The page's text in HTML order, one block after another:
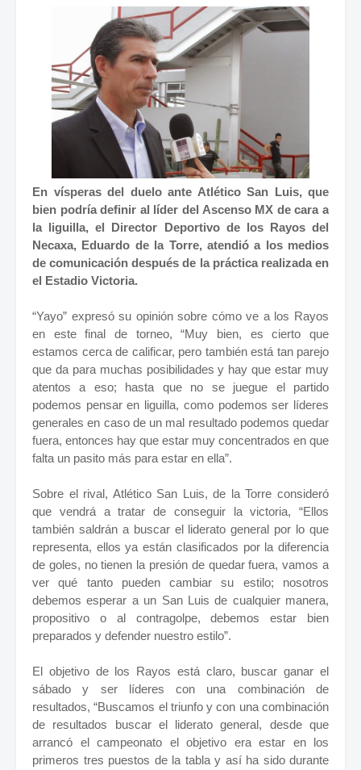
En vísperas del duelo ante Atlético San Luis, que
bien podría definir al líder del Ascenso MX de cara a
la liguilla, el Director Deportivo de los Rayos del
Necaxa, Eduardo de la Torre, atendió a los medios
de comunicación después de la práctica realizada en
el Estadio Victoria.
“Yayo” expresó su opinión sobre cómo ve a los Rayos
en este final de torneo, “Muy bien, es cierto que
estamos cerca de calificar, pero también está tan parejo
que da para muchas posibilidades y hay que estar muy
atentos a eso; hasta que no se juegue el partido
podemos pensar en liguilla, como podemos ser líderes
generales en caso de un mal resultado podemos quedar
fuera, entonces hay que estar muy concentrados en que
falta un pasito más para estar en ella”.
Sobre el rival, Atlético San Luis, de la Torre consideró
que vendrá a tratar de conseguir la victoria, “Ellos
también saldrán a buscar el liderato general por lo que
representa, ellos ya están clasificados por la diferencia
de goles, no tienen la presión de quedar fuera, vamos a
ver qué tanto pueden cambiar su estilo; nosotros
debemos esperar a un San Luis de cualquier manera,
propositivo o al contragolpe, debemos estar bien
preparados y defender nuestro estilo”.
El objetivo de los Rayos está claro, buscar ganar el
sábado y ser líderes con una combinación de
resultados, “Buscamos el triunfo y con una combinación
de resultados buscar el liderato general, desde que
arrancó el campeonato el objetivo era estar en los
primeros tres puestos de la tabla y así ha sido durante